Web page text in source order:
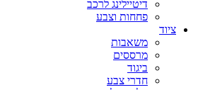
דיטיילינג לרכב
פחחות וצבע
ציוד
משאבות
מרססים
ביגוד
חדרי צבע